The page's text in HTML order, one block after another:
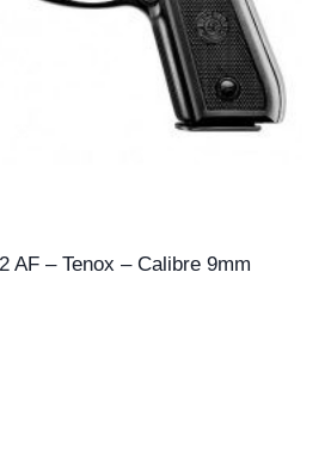
AF – Tenox – Calibre 9mm